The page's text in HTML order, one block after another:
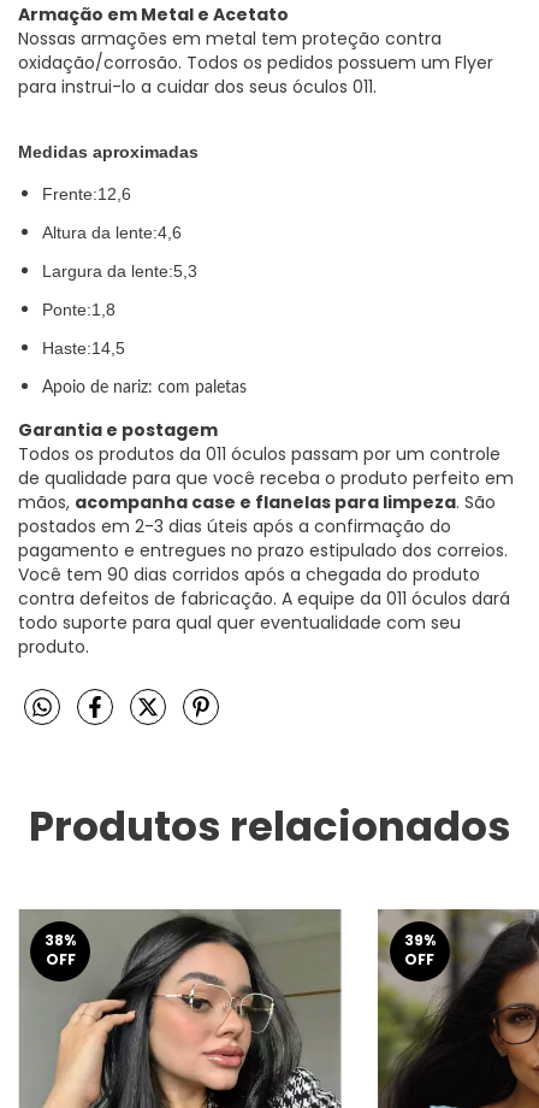
Armação em Metal e Acetato
Nossas armações em metal tem proteção contra
oxidação/corrosão. Todos os pedidos possuem um Flyer
para instrui-lo a cuidar dos seus óculos 011.
Medidas aproximadas
Frente:12,6
Altura da lente:4,6
Largura da lente:5,3
Ponte:1,8
Haste:14,5
Apoio de nariz: com paletas
Garantia e postagem
Todos os produtos da 011 óculos passam por um controle
de qualidade para que você receba o produto perfeito em
mãos, acompanha case e flanelas para limpeza. São
postados em 2-3 dias úteis após a confirmação do
pagamento e entregues no prazo estipulado dos correios.
Você tem 90 dias corridos após a chegada do produto
contra defeitos de fabricação. A equipe da 011 óculos dará
todo suporte para qual quer eventualidade com seu
produto.
Produtos relacionados
38%
OFF
39%
OFF